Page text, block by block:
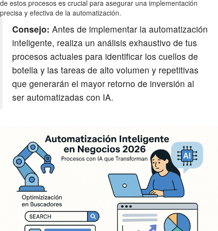
de estos procesos es crucial para asegurar una implementación
precisa y efectiva de la automatización.
Consejo: Antes de implementar la automatización
inteligente, realiza un análisis exhaustivo de tus
procesos actuales para identificar los cuellos de
botella y las tareas de alto volumen y repetitivas
que generarán el mayor retorno de inversión al
ser automatizadas con IA.